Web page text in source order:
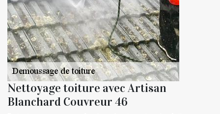
Nettoyage toiture avec Artisan
Blanchard Couvreur 46